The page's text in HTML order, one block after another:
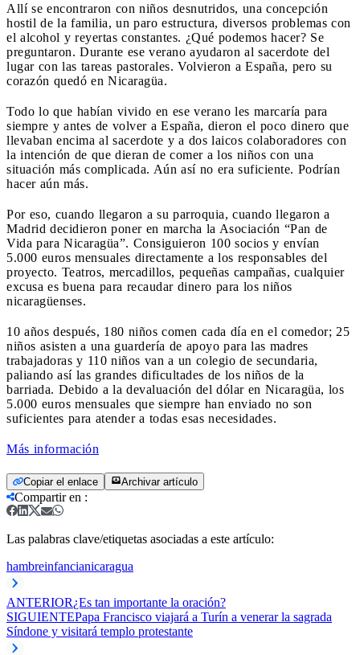
Allí se encontraron con niños desnutridos, una concepción
hostil de la familia, un paro estructura, diversos problemas con
el alcohol y reyertas constantes. ¿Qué podemos hacer? Se
preguntaron. Durante ese verano ayudaron al sacerdote del
lugar con las tareas pastorales. Volvieron a España, pero su
corazón quedó en Nicaragüa.
Todo lo que habían vivido en ese verano les marcaría para
siempre y antes de volver a España, dieron el poco dinero que
llevaban encima al sacerdote y a dos laicos colaboradores con
la intención de que dieran de comer a los niños con una
situación más complicada. Aún así no era suficiente. Podrían
hacer aún más.
Por eso, cuando llegaron a su parroquia, cuando llegaron a
Madrid decidieron poner en marcha la Asociación “Pan de
Vida para Nicaragüa”. Consiguieron 100 socios y envían
5.000 euros mensuales directamente a los responsables del
proyecto. Teatros, mercadillos, pequeñas campañas, cualquier
excusa es buena para recaudar dinero para los niños
nicaragüenses.
10 años después, 180 niños comen cada día en el comedor; 25
niños asisten a una guardería de apoyo para las madres
trabajadoras y 110 niños van a un colegio de secundaria,
paliando así las grandes dificultades de los niños de la
barriada. Debido a la devaluación del dólar en Nicaragüa, los
5.000 euros mensuales que siempre han enviado no son
suficientes para atender a todas esas necesidades.
Más información
Copiar el enlace Archivar artículo
Compartir en :
Las palabras clave/etiquetas asociadas a este artículo:
hambreinfancianicaragua
ANTERIOR¿Es tan importante la oración?
SIGUIENTEPapa Francisco viajará a Turín a venerar la sagrada
Síndone y visitará templo protestante